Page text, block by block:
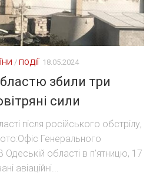
/ ПОДІЇ 18.05.2024
збили три
сили
після російського обстрілу,
Генерального
області в п’ятницю, 17
авіаційні...